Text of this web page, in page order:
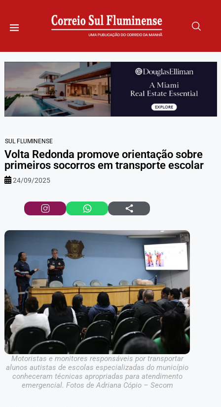
SUL FLUMINENSE
Volta Redonda promove orientação sobre
primeiros socorros em transporte escolar
24/09/2025
Motoristas e monitores responsáveis por transportar
alunos autistas de escolas especializadas do município
conheceram técnicas apropriadas para atendimento
emergencial. Fotos de Adriana Cópio – Secom